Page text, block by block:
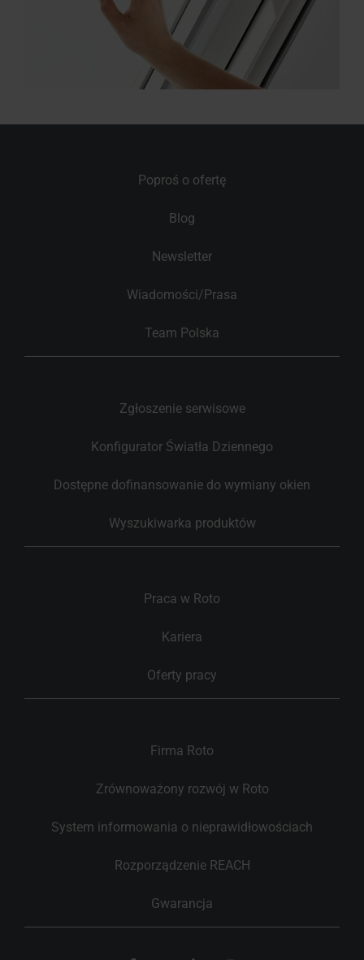
Poproś o ofertę
Blog
Newsletter
Wiadomości/Prasa
Team Polska
Zgłoszenie serwisowe
Konfigurator Światła Dziennego
Dostępne dofinansowanie do wymiany okien
Wyszukiwarka produktów
Praca w Roto
Kariera
Oferty pracy
Firma Roto
Zrównoważony rozwój w Roto
System informowania o nieprawidłowościach
Rozporządzenie REACH
Gwarancja